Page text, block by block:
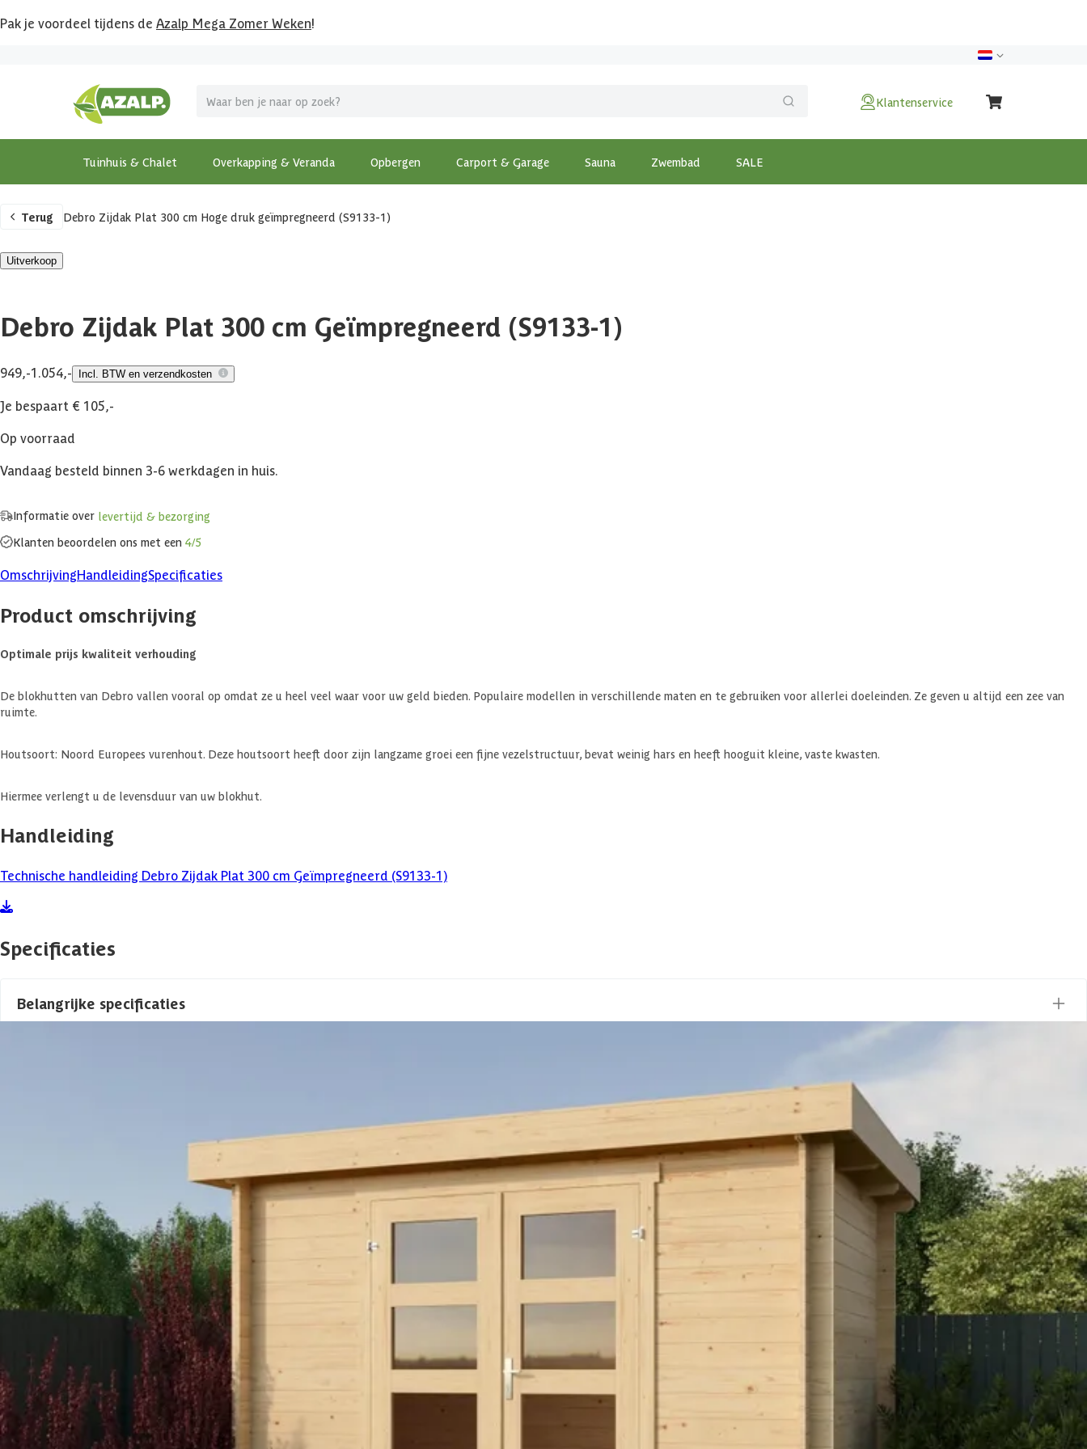
Pak je voordeel tijdens de Azalp Mega Zomer Weken!
Klantenservice
Tuinhuis & Chalet Overkapping & Veranda Opbergen Carport & Garage Sauna Zwembad SALE
Terug Debro Zijdak Plat 300 cm Hoge druk geïmpregneerd (S9133-1)
Uitverkoop
Debro Zijdak Plat 300 cm Geïmpregneerd (S9133-1)
949,-1.054,- Incl. BTW en verzendkosten
Je bespaart € 105,-
Op voorraad
Vandaag besteld binnen 3-6 werkdagen in huis.
Informatie over levertijd & bezorging
Klanten beoordelen ons met een 4/5
OmschrijvingHandleidingSpecificaties
Product omschrijving
Optimale prijs kwaliteit verhouding
De blokhutten van Debro vallen vooral op omdat ze u heel veel waar voor uw geld bieden. Populaire modellen in verschillende maten en te gebruiken voor allerlei doeleinden. Ze geven u altijd een zee van
ruimte.
Houtsoort: Noord Europees vurenhout. Deze houtsoort heeft door zijn langzame groei een fijne vezelstructuur, bevat weinig hars en heeft hooguit kleine, vaste kwasten.
Hiermee verlengt u de levensduur van uw blokhut.
Handleiding
Technische handleiding Debro Zijdak Plat 300 cm Geïmpregneerd (S9133-1)
Specificaties
Belangrijke specificaties
213 cm
Oppervlakte 9 m2
Wanddikte
Houtbehandeling Hogedruk geïmpregneerd
Dakvorm
Maatwerk mogelijk
Houtsoort
Toon alle